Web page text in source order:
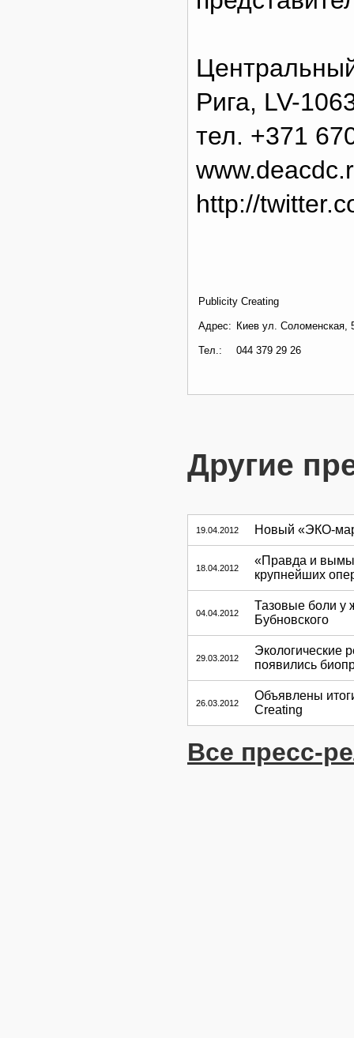
Рига, LV-
тел. +371
http://
Publicity Creating
Адрес: Киев ул. Соломенская,
Тел.: 044 379 29 26
Другие
19.04.2012 Новый «ЭКО-
18.04.2012
«Правда и
крупнейших
04.04.2012
Тазовые боли у
Бубновского
29.03.2012
Экологические
появились
26.03.2012
Объявлены
Creating
Все пресс-